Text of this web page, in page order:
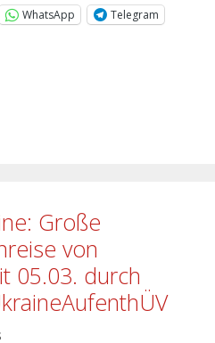
WhatsApp
Telegram
Große
von
05.03. durch